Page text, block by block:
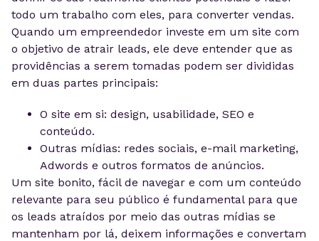
todo um trabalho com eles, para converter vendas.
Quando um empreendedor investe em um site com
o objetivo de atrair leads, ele deve entender que as
providências a serem tomadas podem ser divididas
em duas partes principais:
O site em si: design, usabilidade, SEO e
conteúdo.
Outras mídias: redes sociais, e-mail marketing,
Adwords e outros formatos de anúncios.
Um site bonito, fácil de navegar e com um conteúdo
relevante para seu público é fundamental para que
os leads atraídos por meio das outras mídias se
mantenham por lá, deixem informações e convertam